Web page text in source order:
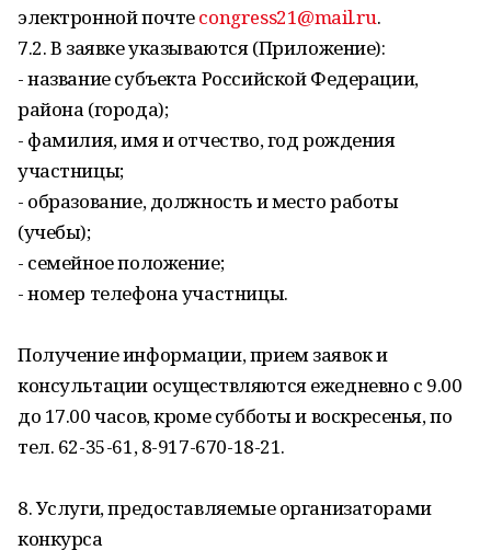
электронной почтеcongress21@mail.ru.
7.2. В заявке указываются (Приложение):
- название субъекта Российской Федерации,
района (города);
- фамилия, имя и отчество, год рождения
участницы;
- образование, должность и место работы
(учебы);
- семейное положение;
- номер телефона участницы.
Получение информации, прием заявок и
консультации осуществляются ежедневно с 9.00
до 17.00 часов, кроме субботы и воскресенья, по
тел. 62-35-61, 8-917-670-18-21.
8. Услуги, предоставляемые организаторами
конкурса